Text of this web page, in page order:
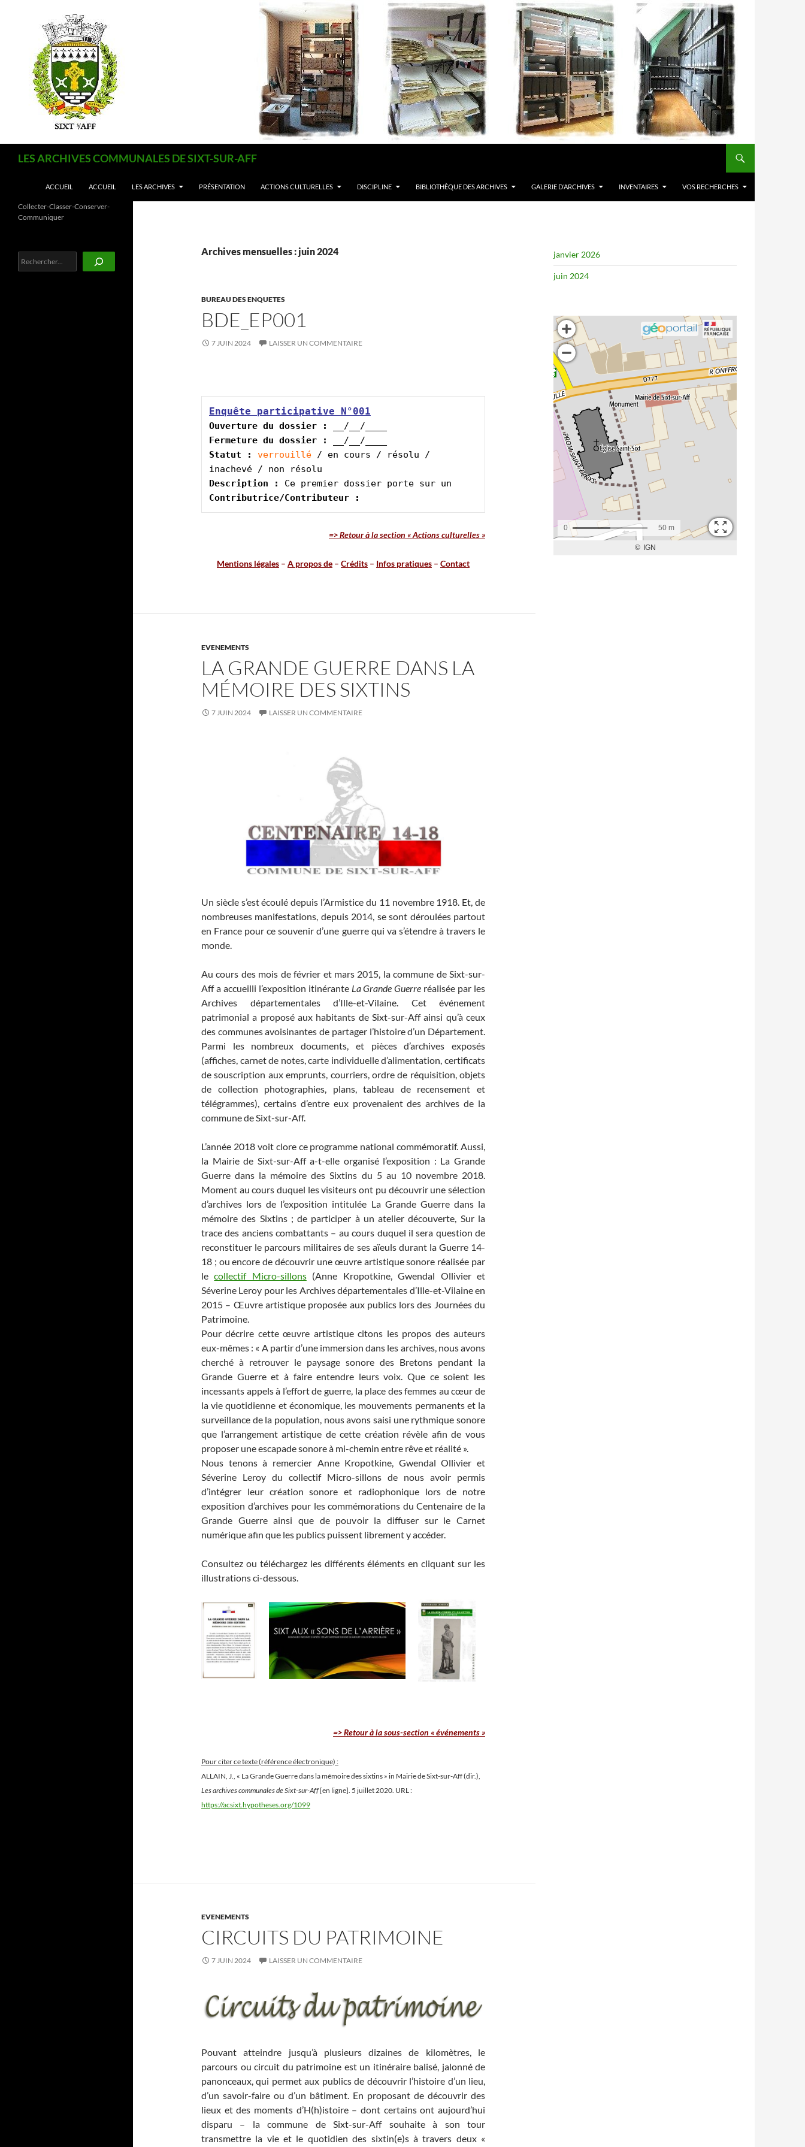
LES ARCHIVES COMMUNALES DE SIXT-SUR-AFF
ACCUEIL ACCUEIL LES ARCHIVES PRÉSENTATION ACTIONS CULTURELLES DISCIPLINE BIBLIOTHÈQUE DES ARCHIVES GALERIE D’ARCHIVES INVENTAIRES VOS RECHERCHES
Archives mensuelles : juin 2024
BUREAU DES ENQUETES
BDE_EP001
7 JUIN 2024 LAISSER UN COMMENTAIRE
Enquête participative N°001
Ouverture du dossier :
Fermeture du dossier :
Statut :
verrouillé / en cours / résolu /
Description :
Contributrice/Contributeur :
=> Retour à la section « Actions culturelles »
Mentions légales – A propos de – Crédits – Infos pratiques – Contact
EVENEMENTS
LA GRANDE GUERRE DANS LA
MÉMOIRE DES SIXTINS
7 JUIN 2024 LAISSER UN COMMENTAIRE
Un siècle s’est écoulé depuis l’Armistice du 11 novembre 1918. Et, de
nombreuses manifestations, depuis 2014, se sont déroulées partout
en France pour ce souvenir d’une guerre qui va s’étendre à travers le
monde.
Au cours des mois de février et mars 2015, la commune de Sixt-sur-
Aff a accueilli l’exposition itinérante La Grande Guerre réalisée par les
Archives départementales d’Ille-et-Vilaine. Cet événement
patrimonial a proposé aux habitants de Sixt-sur-Aff ainsi qu’à ceux
des communes avoisinantes de partager l’histoire d’un Département.
Parmi les nombreux documents, et pièces d’archives exposés
(affiches, carnet de notes, carte individuelle d’alimentation, certificats
de souscription aux emprunts, courriers, ordre de réquisition, objets
de collection photographies, plans, tableau de recensement et
télégrammes), certains d’entre eux provenaient des archives de la
commune de Sixt-sur-Aff.
L’année 2018 voit clore ce programme national commémoratif. Aussi,
la Mairie de Sixt-sur-Aff a-t-elle organisé l’exposition : La Grande
Guerre dans la mémoire des Sixtins du 5 au 10 novembre 2018.
Moment au cours duquel les visiteurs ont pu découvrir une sélection
d’archives lors de l’exposition intitulée La Grande Guerre dans la
mémoire des Sixtins ; de participer à un atelier découverte, Sur la
trace des anciens combattants – au cours duquel il sera question de
reconstituer le parcours militaires de ses aïeuls durant la Guerre 14-
18 ; ou encore de découvrir une œuvre artistique sonore réalisée par
lecollectif Micro-sillons(Anne Kropotkine, Gwendal Ollivier et
Séverine Leroy pour les Archives départementales d’Ille-et-Vilaine en
2015 – Œuvre artistique proposée aux publics lors des Journées du
Patrimoine.
Pour décrire cette œuvre artistique citons les propos des auteurs
eux-mêmes : « A partir d’une immersion dans les archives, nous avons
cherché à retrouver le paysage sonore des Bretons pendant la
Grande Guerre et à faire entendre leurs voix. Que ce soient les
incessants appels à l’effort de guerre, la place des femmes au cœur de
la vie quotidienne et économique, les mouvements permanents et la
surveillance de la population, nous avons saisi une rythmique sonore
que l’arrangement artistique de cette création révèle afin de vous
proposer une escapade sonore à mi-chemin entre rêve et réalité ».
Nous tenons à remercier Anne Kropotkine, Gwendal Ollivier et
Séverine Leroy du collectif Micro-sillons de nous avoir permis
d’intégrer leur création sonore et radiophonique lors de notre
exposition d’archives pour les commémorations du Centenaire de la
Grande Guerre ainsi que de pouvoir la diffuser sur le Carnet
numérique afin que les publics puissent librement y accéder.
Consultez ou téléchargez les différents éléments en cliquant sur les
illustrations ci-dessous.
=> Retour à la sous-section « événements »
Pour citer ce texte (référence électronique) :
ALLAIN, J., « La Grande Guerre dans la mémoire des sixtins » in Mairie de Sixt-sur-Aff (dir.),
Les archives communales de Sixt-sur-Aff[en ligne]. 5 juillet 2020. URL :
https://acsixt.hypotheses.org/1099
EVENEMENTS
CIRCUITS DU PATRIMOINE
7 JUIN 2024 LAISSER UN COMMENTAIRE
Pouvant atteindre jusqu’à plusieurs dizaines de kilomètres, le
parcours ou circuit du patrimoine est un itinéraire balisé, jalonné de
panonceaux, qui permet aux publics de découvrir l’histoire d’un lieu,
d’un savoir-faire ou d’un bâtiment. En proposant de découvrir des
lieux et des moments d’H(h)istoire – dont certains ont aujourd’hui
disparu – la commune de Sixt-sur-Aff souhaite à son tour
transmettre la vie et le quotidien des sixtin(e)s à travers deux «
janvier 2026
juin 2024
Collecter-Classer-Conserver-
Communiquer